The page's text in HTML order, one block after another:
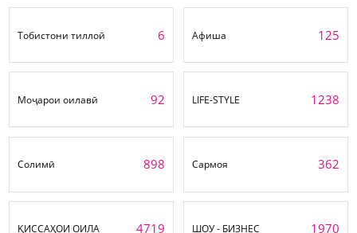
Тобистони тиллоӣ 6 Афиша 125
Моҷарои оилавӣ 92 LIFE-STYLE 1238
Солимӣ 898 Сармоя 362
ҚИССАҲОИ ОИЛА 4719 ШОУ - БИЗНЕС 1970